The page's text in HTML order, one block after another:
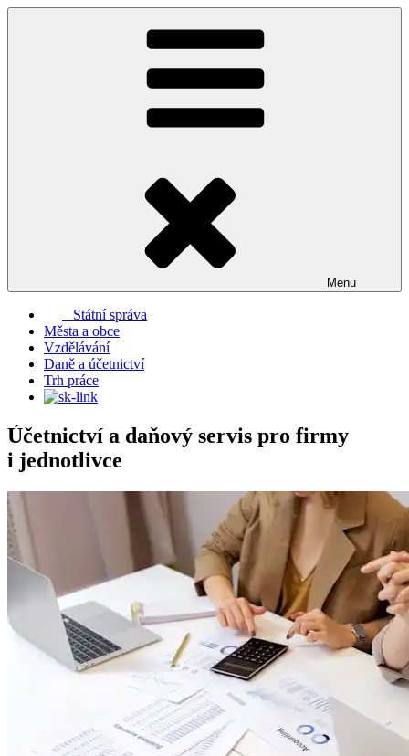
Přejít
Menu
Státní správa
Města a obce
Vzdělávání
Daně a účetnictví
Trh práce
Účetnictví a daňový servis pro firmy
i jednotlivce